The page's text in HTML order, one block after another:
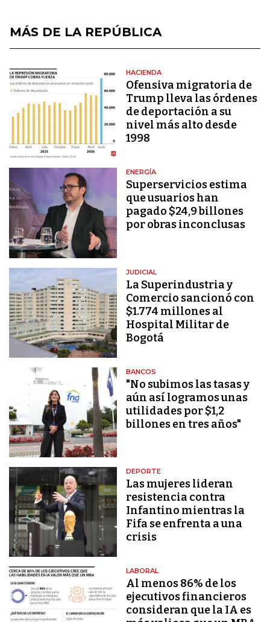
MÁS DE LA REPÚBLICA
HACIENDA
Ofensiva migratoria de
Trump lleva las órdenes
de deportación a su
nivel más alto desde
1998
ENERGÍA
Superservicios estima
que usuarios han
pagado $24,9 billones
por obras inconclusas
JUDICIAL
La Superindustria y
Comercio sancionó con
$1.774 millones al
Hospital Militar de
Bogotá
BANCOS
"No subimos las tasas y
aún así logramos unas
utilidades por $1,2
billones en tres años"
DEPORTE
Las mujeres lideran
resistencia contra
Infantino mientras la
Fifa se enfrenta a una
crisis
LABORAL
Al menos 86% de los
ejecutivos financieros
consideran que la IA es